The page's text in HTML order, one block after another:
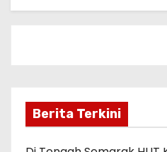
Berita Terkini